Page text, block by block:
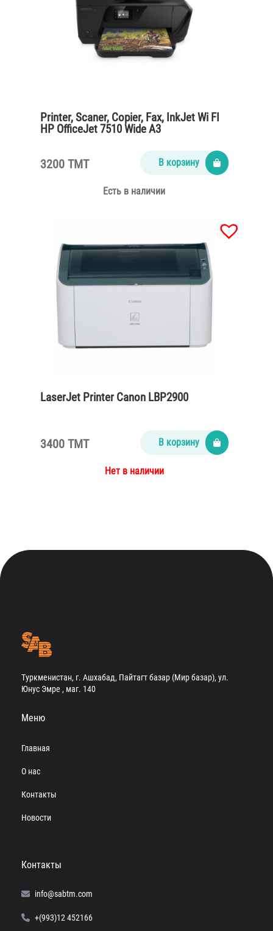
Printer, Scaner, Copier, Fax, InkJet Wi FI
HP OfficeJet 7510 Wide A3
3200 TMT В корзину
Есть в наличии
LaserJet Printer Canon LBP2900
3400 TMT В корзину
Нет в наличии
Туркменистан, г. Ашхабад, Пайтагт базар (Мир базар), ул.
Юнус Эмре , маг. 140
Меню
Главная
О нас
Контакты
Новости
Контакты
info@sabtm.com
+(993)12 452166